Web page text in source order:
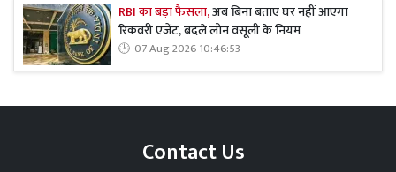
RBI का बड़ा फैसला,अब बिना बताए घर नहीं आएगा
रिकवरी एजेंट, बदले लोन वसूली के नियम
07 Aug 2026 10:46:53
Contact Us